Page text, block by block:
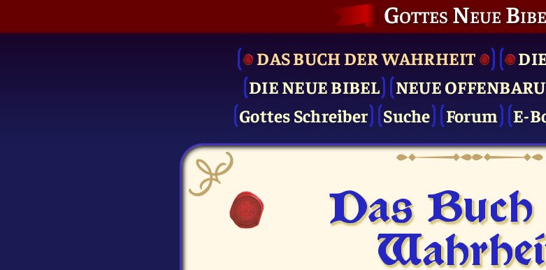
Gottes Neue
DAS BUCH DER WAHRHEIT
DIE NEUE BIBEL
NEUE
Gottes Schreiber
Suche Forum E-
Das Buch